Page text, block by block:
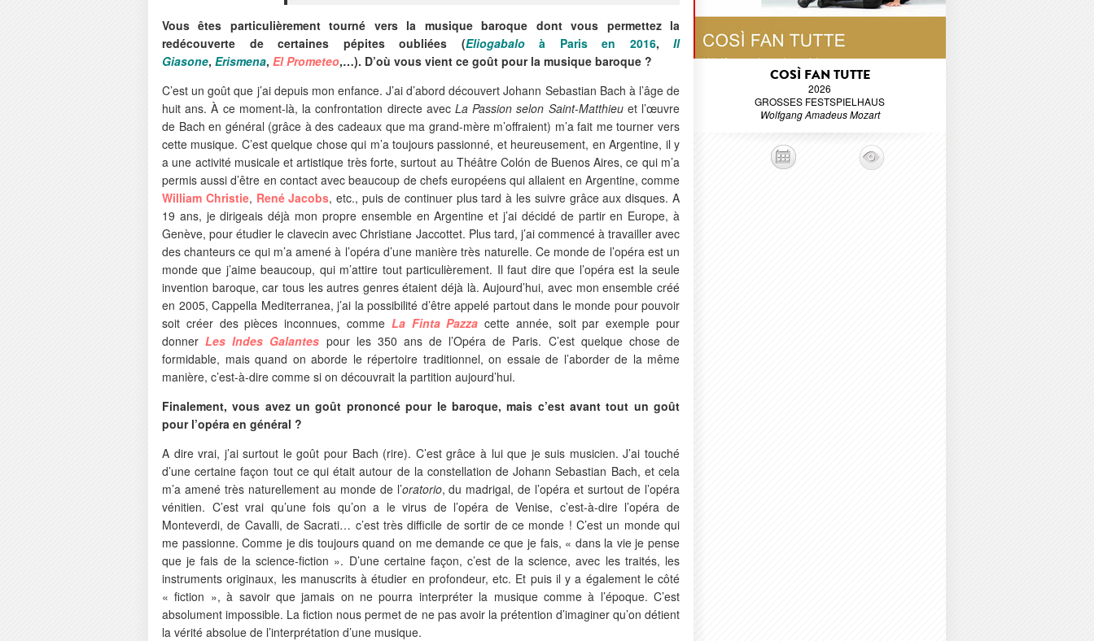
Vous êtes particulièrement tourné vers la musique baroque dont vous permettez la
redécouverte de certaines pépites oubliées (Eliogabaloà Paris en 2016, Il
Giasone, Erismena, El Prometeo,…). D’où vous vient ce goût pour la musique baroque ?
C’est un goût que j’ai depuis mon enfance. J’ai d’abord découvert Johann Sebastian Bach à l’âge de
huit ans. À ce moment-là, la confrontation directe avec La Passion selon Saint-Matthieuet l’œuvre
de Bach en général (grâce à des cadeaux que ma grand-mère m’offraient) m’a fait me tourner vers
cette musique. C’est quelque chose qui m’a toujours passionné, et heureusement, en Argentine, il y
a une activité musicale et artistique très forte, surtout au Théâtre Colón de Buenos Aires, ce qui m’a
permis aussi d’être en contact avec beaucoup de chefs européens qui allaient en Argentine, comme
William Christie, René Jacobs, etc., puis de continuer plus tard à les suivre grâce aux disques. A
19 ans, je dirigeais déjà mon propre ensemble en Argentine et j’ai décidé de partir en Europe, à
Genève, pour étudier le clavecin avec Christiane Jaccottet. Plus tard, j’ai commencé à travailler avec
des chanteurs ce qui m’a amené à l’opéra d’une manière très naturelle. Ce monde de l’opéra est un
monde que j’aime beaucoup, qui m’attire tout particulièrement. Il faut dire que l’opéra est la seule
invention baroque, car tous les autres genres étaient déjà là. Aujourd’hui, avec mon ensemble créé
en 2005, Cappella Mediterranea, j’ai la possibilité d’être appelé partout dans le monde pour pouvoir
soit créer des pièces inconnues, comme La Finta Pazza cette année, soit par exemple pour
donnerLes Indes Galantes pour les 350 ans de l’Opéra de Paris. C’est quelque chose de
formidable, mais quand on aborde le répertoire traditionnel, on essaie de l’aborder de la même
manière, c’est-à-dire comme si on découvrait la partition aujourd’hui.
Finalement, vous avez un goût prononcé pour le baroque, mais c’est avant tout un goût
pour l’opéra en général ?
A dire vrai, j’ai surtout le goût pour Bach (rire). C’est grâce à lui que je suis musicien. J’ai touché
d’une certaine façon tout ce qui était autour de la constellation de Johann Sebastian Bach, et cela
m’a amené très naturellement au monde de l’oratorio, du madrigal, de l’opéra et surtout de l’opéra
vénitien. C’est vrai qu’une fois qu’on a le virus de l’opéra de Venise, c’est-à-dire l’opéra de
Monteverdi, de Cavalli, de Sacrati… c’est très difficile de sortir de ce monde ! C’est un monde qui
me passionne. Comme je dis toujours quand on me demande ce que je fais, « dans la vie je pense
que je fais de la science-fiction ». D’une certaine façon, c’est de la science, avec les traités, les
instruments originaux, les manuscrits à étudier en profondeur, etc. Et puis il y a également le côté
« fiction », à savoir que jamais on ne pourra interpréter la musique comme à l’époque. C’est
absolument impossible. La fiction nous permet de ne pas avoir la prétention d’imaginer qu’on détient
la vérité absolue de l’interprétation d’une musique.
COSÌ FAN TUTTE
2026
GROSSES FESTSPIELHAUS
Wolfgang Amadeus Mozart